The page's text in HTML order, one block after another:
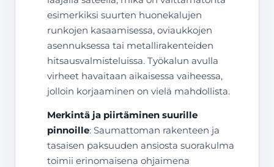
esimerkiksi suurten huonekalujen
runkojen kasaamisessa, oviaukkojen
asennuksessa tai metallirakenteiden
hitsausvalmisteluissa. Työkalun avulla
virheet havaitaan aikaisessa vaiheessa,
jolloin korjaaminen on vielä mahdollista.
Merkintä ja piirtäminen suurille
pinnoille: Saumattoman rakenteen ja
tasaisen paksuuden ansiosta suorakulma
toimii erinomaisena ohjaimena